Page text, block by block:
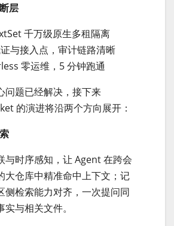
层
千万级原生多租隔离
与接入点，审计链路清晰
零运维，5 分钟跑通
问题已经解决，接下来
的演进将沿两个方向展开：
与时序感知，让 Agent 在跨会
大仓库中精准命中上下文；记
侧检索能力对齐，一次提问同
与相关文件。